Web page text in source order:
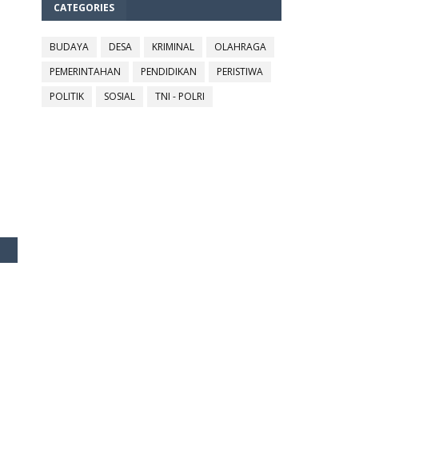
CATEGORIES
BUDAYA DESA KRIMINAL
OLAHRAGA
PEMERINTAHAN
PENDIDIKAN
PERISTIWA
POLITIK
SOSIAL TNI - POLRI